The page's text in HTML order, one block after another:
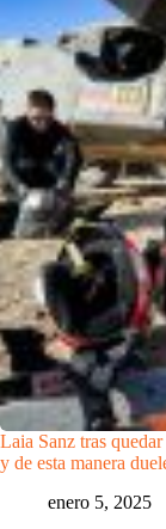
Laia Sanz tras
y de esta manera
enero 5, 2025